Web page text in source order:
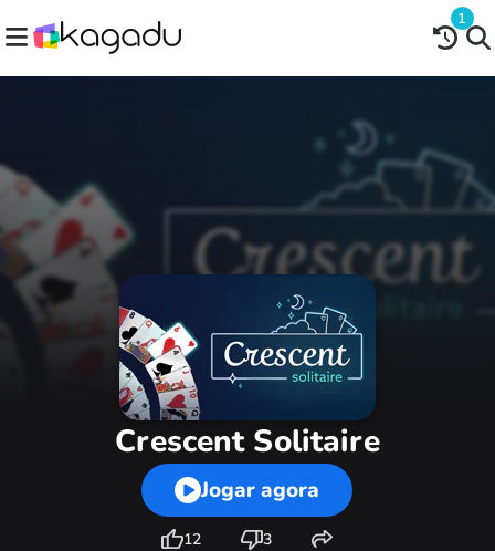
1
Crescent Solitaire
Jogar agora
12 3